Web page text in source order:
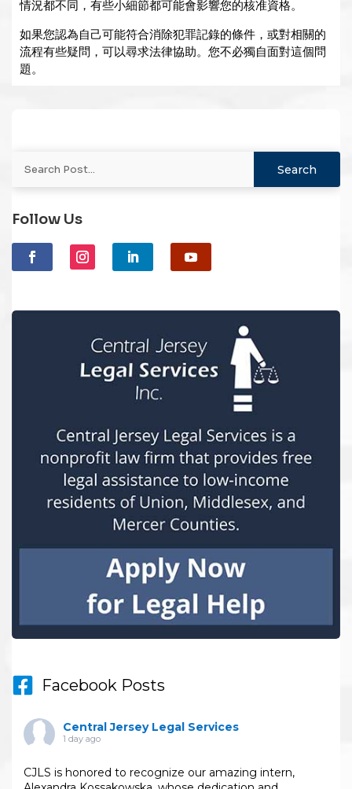
情況都不同，有些小細節都可能會影響您的核准資格。
如果您認為自己可能符合消除犯罪記錄的條件，或對相關的
流程有些疑問，可以尋求法律協助。您不必獨自面對這個問
題。
Follow Us
Facebook Posts
Central Jersey Legal Services
1 day ago
CJLS is honored to recognize our amazing intern,